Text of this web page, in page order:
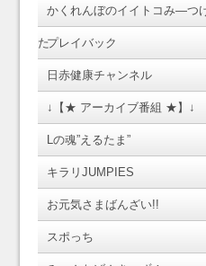
かくれんぼのイイトコみ―つ
たプレイバック
日赤健康チャンネル
↓【★ アーカイブ番組 ★】↓
Lの魂”えるたま”
キラリJUMPIES
お元気さまばんざい!!
スポっち